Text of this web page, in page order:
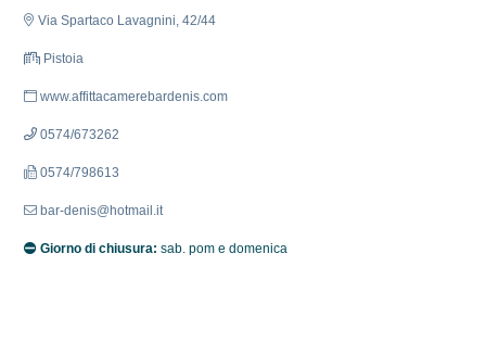
Via Spartaco Lavagnini, 42/44
Pistoia
www.affittacamerebardenis.com
0574/673262
0574/798613
bar-denis@hotmail.it
Giorno di chiusura: sab. pom e domenica